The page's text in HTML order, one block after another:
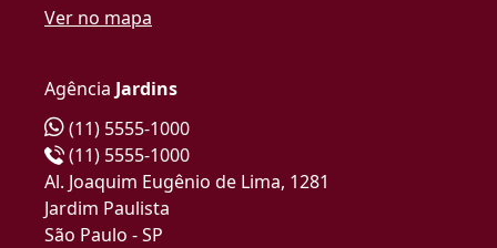
Ver no mapa
Agência Jardins
(11) 5555-1000
(11) 5555-1000
Al. Joaquim Eugênio de Lima, 1281
Jardim Paulista
São Paulo - SP